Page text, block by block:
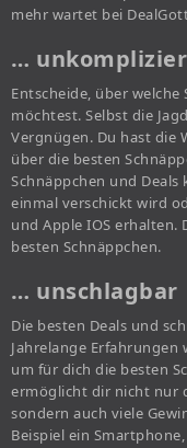
mehr wartet bei
…
Entscheide, über
möchtest. Selbst die
Vergnügen. Du hast die
über die besten
Schnäppchen und
einmal verschickt wird
und Apple IOS
besten Schnäppchen.
… unschlagbar
Die besten Deals und
Jahrelange Erfahrungen
um für dich die besten
ermöglicht dir nicht nur
sondern auch viele
Beispiel ein